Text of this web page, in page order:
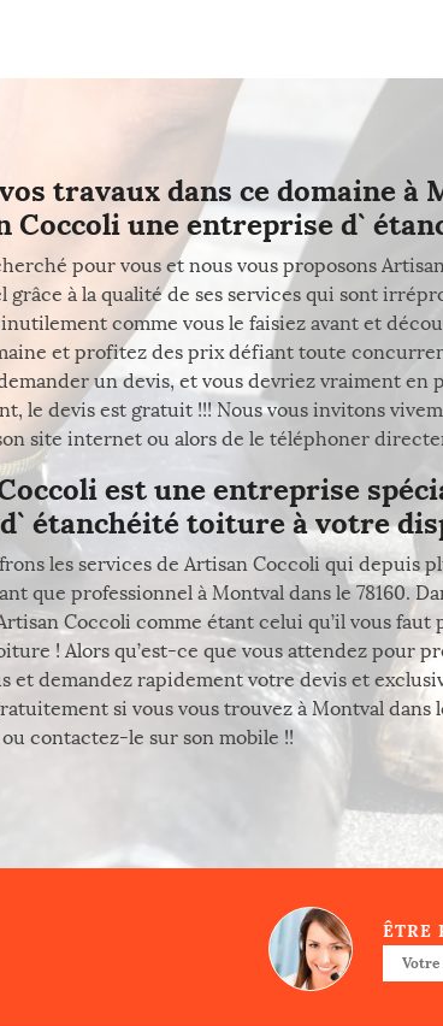
travaux dans ce domaine à
Coccoli une entreprise d`
pour vous et nous vous proposons
grâce à la qualité de ses services qui sont
comme vous le faisiez avant et
et profitez des prix défiant toute
un devis, et vous devriez vraiment
le devis est gratuit !!! Nous vous invitons
site internet ou alors de le téléphoner
est une entreprise
étanchéité toiture à votre
les services de Artisan Coccoli qui depuis
que professionnel à Montval dans le 78160.
Coccoli comme étant celui qu’il vous faut
! Alors qu’est-ce que vous attendez pour
et demandez rapidement votre devis et
si vous vous trouvez à Montval dans
contactez-le sur son mobile !!
ÊTRE